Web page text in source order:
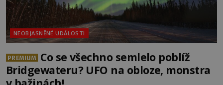
NEOBJASNĚNÉ UDÁLOSTI
PREMIUM
Co se všechno semlelo poblíž
Bridgewateru? UFO na obloze, monstra